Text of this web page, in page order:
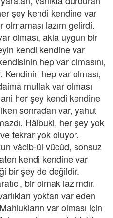
şey kendi kendine var
lazım gelirdi.
olması, akla uygun bir
kendi kendine var
hep var olmasını,
Kendinin hep var olması,
mutlak var olması
her şey kendi kendine
sonradan var, yahut
Hâlbuki, her şey yok
tekrar yok oluyor.
vâcib-ül vücûd, sonsuz
kendi kendine var
bir şey de değildir.
bir olmak lazımdır.
yoktan var eden
var olması için